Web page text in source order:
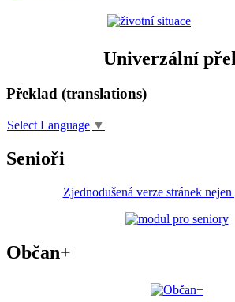
Univerzální
Překlad (translations)
Select Language ▼
Senioři
Zjednodušená verze stránek
Občan+